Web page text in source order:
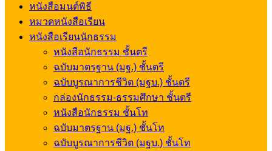
หนังสือมนต์พิธี
หมวดหนังสือเรียน
หนังสือเรียนนักธรรม
หนังสือนักธรรม ชั้นตรี
ฉบับมาตรฐาน (มฐ.) ชั้นตรี
ฉบับบูรณาการชีวิต (มฐบ.) ชั้นตรี
กล่องนักธรรม-ธรรมศึกษา ชั้นตรี
หนังสือนักธรรม ชั้นโท
ฉบับมาตรฐาน (มฐ.) ชั้นโท
ฉบับบูรณาการชีวิต (มฐบ.) ชั้นโท